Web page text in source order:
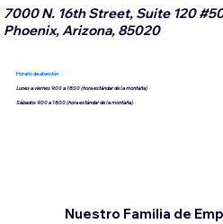
7000 N. 16th Street, Suite 120
Phoenix, Arizona, 85020
Horario de atención
Lunes a viernes 9:00 a 18:00 (hora estándar de la montaña)
Sábados 9:00 a 18:00 (hora estándar de la montaña)
Nuestro Familia de